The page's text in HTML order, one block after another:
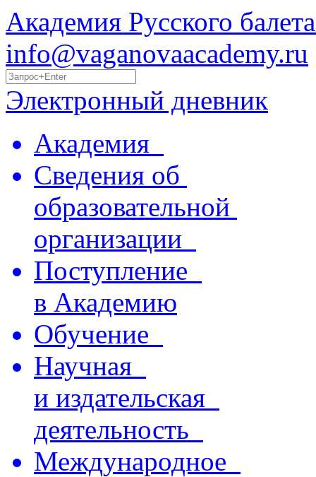
Академия Русского
info@vaganovaacademy.ru
Электронный дневник
Академия
Сведения об
образовательной
организации
Поступление
в Академию
Обучение
Научная
и издательская
деятельность
Международное